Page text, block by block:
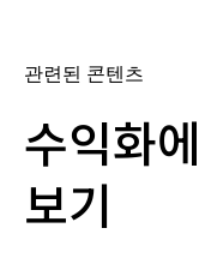
관련된 콘텐츠
수익화
보기